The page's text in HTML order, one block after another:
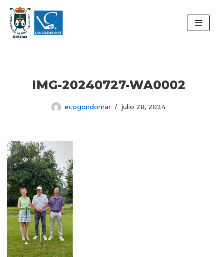
Saltar
al
IMG-20240727-WA0002
ecogondomar julio 28, 2024